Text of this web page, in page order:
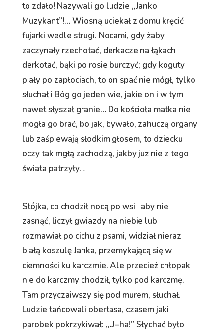
to zdało! Nazywali go ludzie „Janko
Muzykant”!… Wiosną uciekał z domu kręcić
fujarki wedle strugi. Nocami, gdy żaby
zaczynały rzechotać, derkacze na łąkach
derkotać, bąki po rosie burczyć; gdy koguty
piały po zapłociach, to on spać nie mógł, tylko
słuchał i Bóg go jeden wie, jakie on i w tym
nawet słyszał granie… Do kościoła matka nie
mogła go brać, bo jak, bywało, zahuczą organy
lub zaśpiewają słodkim głosem, to dziecku
oczy tak mgłą zachodzą, jakby już nie z tego
świata patrzyły…
Stójka, co chodził nocą po wsi i aby nie
zasnąć, liczył gwiazdy na niebie lub
rozmawiał po cichu z psami, widział nieraz
białą koszulę Janka, przemykającą się w
ciemności ku karczmie. Ale przecież chłopak
nie do karczmy chodził, tylko pod karczmę.
Tam przyczaiwszy się pod murem, słuchał.
Ludzie tańcowali obertasa, czasem jaki
parobek pokrzykiwał: „U–ha!” Słychać było